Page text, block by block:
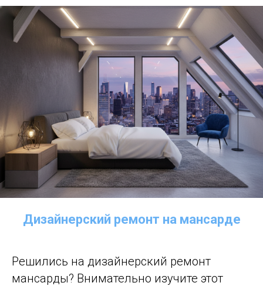
Дизайнерский ремонт на мансарде
Решились на дизайнерский ремонт
мансарды? Внимательно изучите этот